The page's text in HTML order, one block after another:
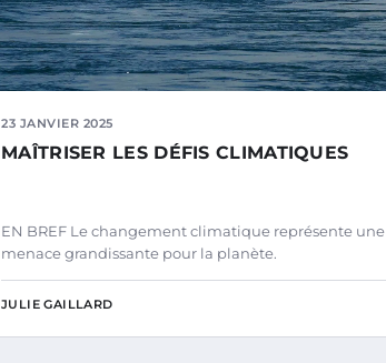
23 JANVIER 2025
MAÎTRISER LES DÉFIS CLIMATIQUES
EN BREF Le changement climatique représente une
menace grandissante pour la planète.
JULIE GAILLARD